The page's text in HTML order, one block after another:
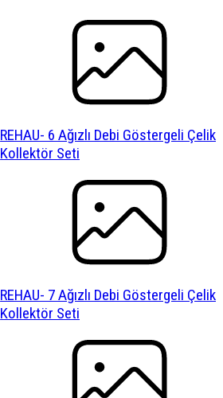
REHAU- 6 Ağızlı Debi Göstergeli Çelik
Kollektör Seti
REHAU- 7 Ağızlı Debi Göstergeli Çelik
Kollektör Seti